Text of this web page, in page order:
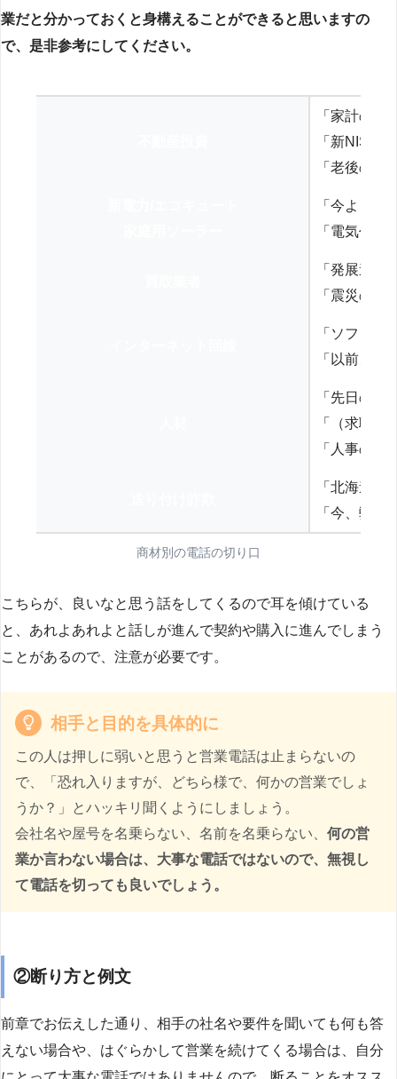
業だと分かっておくと身構えることができると思いますの
で、是非参考にしてください。
「家計の見
「新NISA
「老後の
「今より
「電気代を
「発展途
「震災の
「ソフト
「以前、
「先日の
「（求職
「人事の方
「北海道
「今、弊
商材別の電話の切り口
こちらが、良いなと思う話をしてくるので耳を傾けている
と、あれよあれよと話しが進んで契約や購入に進んでしまう
ことがあるので、注意が必要です。
相手と目的を具体的に
この人は押しに弱いと思うと営業電話は止まらないの
で、「恐れ入りますが、どちら様で、何かの営業でしょ
うか？」とハッキリ聞くようにしましょう。
会社名や屋号を名乗らない、名前を名乗らない、 何の営
業か言わない場合は、大事な電話ではないので、無視し
て電話を切っても良いでしょう。
②断り方と例文
前章でお伝えした通り、相手の社名や要件を聞いても何も答
えない場合や、はぐらかして営業を続けてくる場合は、自分